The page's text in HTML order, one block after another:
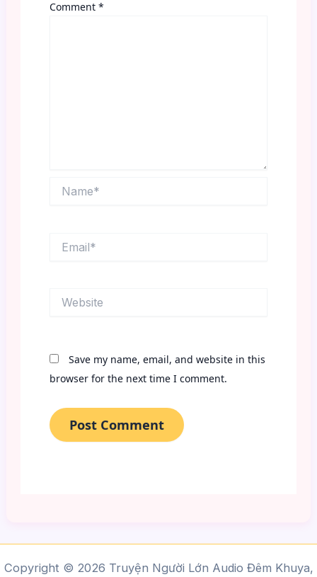
Comment *
Save my name, email, and website in this
browser for the next time I comment.
Copyright © 2026 Truyện Người Lớn Audio Đêm Khuya,